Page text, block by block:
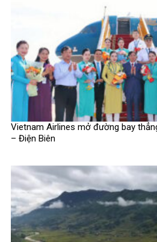
Vietnam Airlines mở đường bay
– Điện Biên